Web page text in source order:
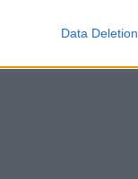
Data Deletion